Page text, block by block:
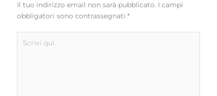
Il tuo indirizzo email non sarà pubblicato. I campi
obbligatori sono contrassegnati *
qui..